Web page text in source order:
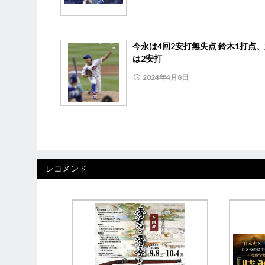
今永は4回2安打無失点 鈴木1打点
は2安打
2024年4月8日
レコメンド